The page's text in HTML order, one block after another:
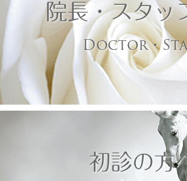
院長・スタッ
Doctor・
初診の方